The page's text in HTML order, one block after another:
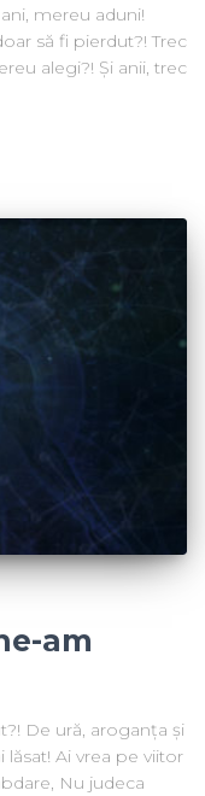
mereu aduni!
să fi pierdut?! Trec
alegi?! Și anii, trec
am
De ură, aroganța și
Ai vrea pe viitor
Nu judeca